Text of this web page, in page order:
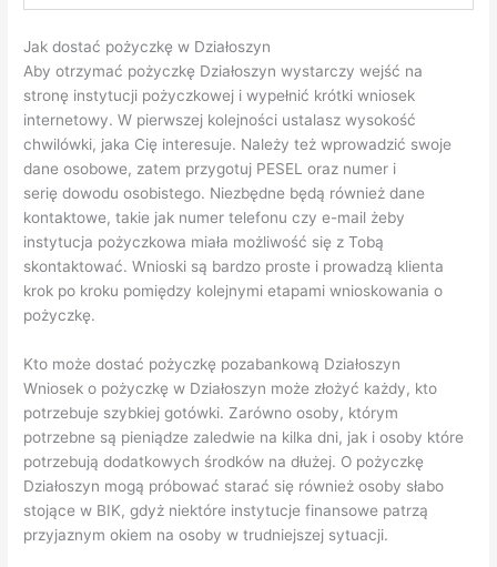
Jak dostać pożyczkę w Działoszyn
Aby otrzymać pożyczkę Działoszyn wystarczy wejść na
stronę instytucji pożyczkowej i wypełnić krótki wniosek
internetowy. W pierwszej kolejności ustalasz wysokość
chwilówki, jaka Cię interesuje. Należy też wprowadzić swoje
dane osobowe, zatem przygotuj PESEL oraz numer i
serię dowodu osobistego. Niezbędne będą również dane
kontaktowe, takie jak numer telefonu czy e-mail żeby
instytucja pożyczkowa miała możliwość się z Tobą
skontaktować. Wnioski są bardzo proste i prowadzą klienta
krok po kroku pomiędzy kolejnymi etapami wnioskowania o
pożyczkę.
Kto może dostać pożyczkę pozabankową Działoszyn
Wniosek o pożyczkę w Działoszyn może złożyć każdy, kto
potrzebuje szybkiej gotówki. Zarówno osoby, którym
potrzebne są pieniądze zaledwie na kilka dni, jak i osoby które
potrzebują dodatkowych środków na dłużej. O pożyczkę
Działoszyn mogą próbować starać się również osoby słabo
stojące w BIK, gdyż niektóre instytucje finansowe patrzą
przyjaznym okiem na osoby w trudniejszej sytuacji.